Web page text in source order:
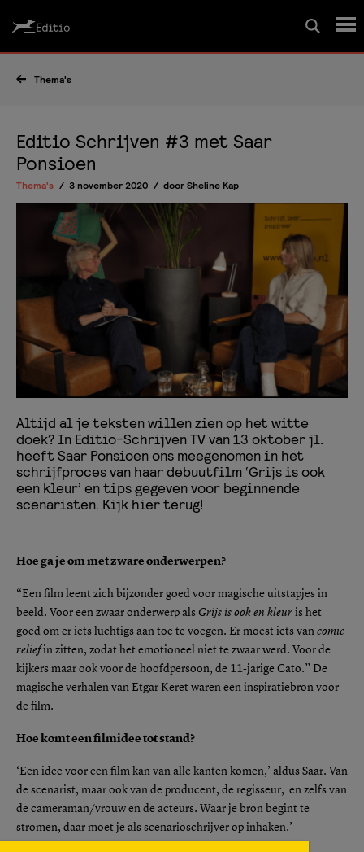
Wedstrijd
Magazine
Thema's
Editio Schrijven #3 met Saar
Ponsioen
Thema's 3 november 2020 doorSheline Kap
Altijd al je teksten willen zien op het witte
doek? In Editio-Schrijven TV van 13 oktober jl.
heeft Saar Ponsioen ons meegenomen in het
schrijfproces van haar debuutfilm ‘Grijs is ook
een kleur’ en tips gegeven voor beginnende
scenaristen. Kijk hier terug!
Hoe ga je om met zware onderwerpen?
“Een film leent zich bijzonder goed voor magische uitstapjes in
beeld. Voor een zwaar onderwerp als Grijs is ook en kleur is het
goed om er iets luchtigs aan toe te voegen. Er moest iets van comic
reliefin zitten, zodat het emotioneel niet te zwaar werd. Voor de
kijkers maar ook voor de hoofdpersoon, de 11-jarige Cato.” De
magische verhalen van Etgar Keret waren een inspiratiebron voor
de film.
Hoe komt een filmidee tot stand?
‘Een idee voor een film kan van alle kanten komen,’ aldus Saar. Van
de scenarist, maar ook van de producent, de regisseur, en zelfs van
de cameraman/vrouw en de acteurs. Waar je bron begint te
stromen, daar moet je als scenarioschrijver op inhaken.’